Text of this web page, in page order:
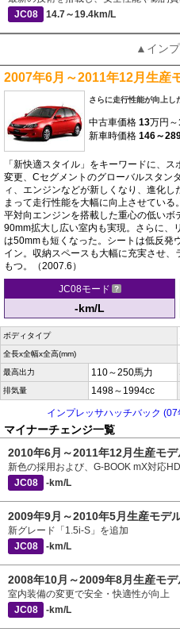
JC08
14.7～19.4km/L
▲イン
2007年6月～2011年12月生産
さらに走行性能が向上し
中古車価格 13万円～
新車時価格 146～
「新快適スタイル」をキーワードに、
変更、Cセグメントのグローバルスタン
ィ、エンジンなどが新しくなり、進化
まって走行性能を大幅に向上させてい
平対向エンジンを搭載した重心の低い
90mm拡大し広い室内も実現。さらに、
は50mmも短くなった。シートは低反発
イン。収納スペースも大幅に充実させ
もつ。（2007.6）
JC08モード
-km/L
ボディタイプ
全長x全幅x全高(mm)
最高出力 110～250馬力
排気量 1498～1994cc
インプレッサハッチバック
マイナーチェンジ一覧
2010年6月～2011年12月生産モデ
新色の採用および、G-BOOK mX対応
JC08
-km/L
2009年9月～2010年5月生産モデ
新グレード「1.5i-S」を追加
JC08
-km/L
2008年10月～2009年8月生産モデ
室内装備の変更で安全・快適性が向上
JC08
-km/L